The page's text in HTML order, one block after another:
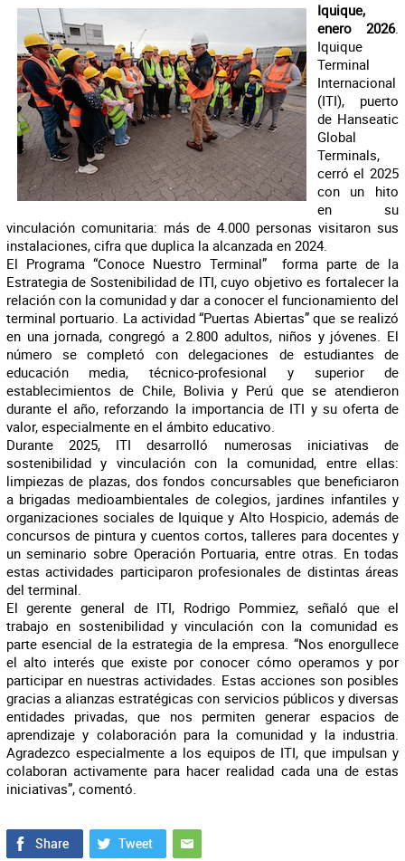
Iquique,
enero 2026.
Iquique
Terminal
Internacional
(ITI), puerto
de Hanseatic
Global
Terminals,
cerró el 2025
con un hito
en su
vinculación comunitaria: más de 4.000 personas visitaron sus
instalaciones, cifra que duplica la alcanzada en 2024.
El Programa “Conoce Nuestro Terminal” forma parte de la
Estrategia de Sostenibilidad de ITI, cuyo objetivo es fortalecer la
relación con la comunidad y dar a conocer el funcionamiento del
terminal portuario. La actividad “Puertas Abiertas” que se realizó
en una jornada, congregó a 2.800 adultos, niños y jóvenes. El
número se completó con delegaciones de estudiantes de
educación media, técnico-profesional y superior de
establecimientos de Chile, Bolivia y Perú que se atendieron
durante el año, reforzando la importancia de ITI y su oferta de
valor, especialmente en el ámbito educativo.
Durante 2025, ITI desarrolló numerosas iniciativas de
sostenibilidad y vinculación con la comunidad, entre ellas:
limpiezas de plazas, dos fondos concursables que beneficiaron
a brigadas medioambientales de colegios, jardines infantiles y
organizaciones sociales de Iquique y Alto Hospicio, además de
concursos de pintura y cuentos cortos, talleres para docentes y
un seminario sobre Operación Portuaria, entre otras. En todas
estas actividades participaron profesionales de distintas áreas
del terminal.
El gerente general de ITI, Rodrigo Pommiez, señaló que el
trabajo en sostenibilidad y vinculación con la comunidad es
parte esencial de la estrategia de la empresa. “Nos enorgullece
el alto interés que existe por conocer cómo operamos y por
participar en nuestras actividades. Estas acciones son posibles
gracias a alianzas estratégicas con servicios públicos y diversas
entidades privadas, que nos permiten generar espacios de
aprendizaje y colaboración para la comunidad y la industria.
Agradezco especialmente a los equipos de ITI, que impulsan y
colaboran activamente para hacer realidad cada una de estas
iniciativas”, comentó.